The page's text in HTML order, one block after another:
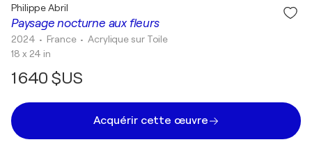
Paysage nocturne aux fleurs
Philippe Abril
2024 • France •Acrylique sur Toile
18 x 24 in
1 640 $US
Acquérir cette œuvre